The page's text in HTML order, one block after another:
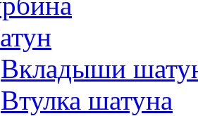
Вкладыши
Втулка шатуна